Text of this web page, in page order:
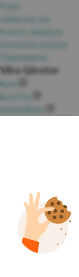
Press
Jobba hos oss
Investor Relations
Omvärld & analyser
Tillgänglighet
Våra tjänster
Booli
Booli Pro
Hittamäklare
Penningtvätt
Insättningsgarantin
Behandling av